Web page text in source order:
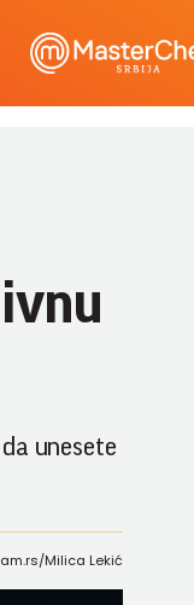
unesete
Milica Lekić